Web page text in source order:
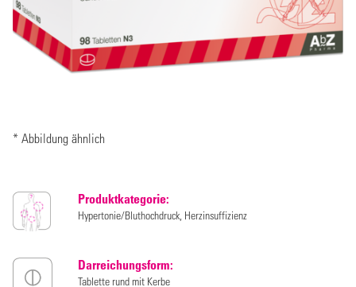
* Abbildung ähnlich
Produktkategorie:
Hypertonie/Bluthochdruck, Herzinsuffizienz
Darreichungsform:
Tablette rund mit Kerbe